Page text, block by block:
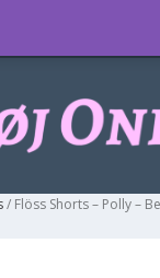
/ Flöss Shorts – Polly –